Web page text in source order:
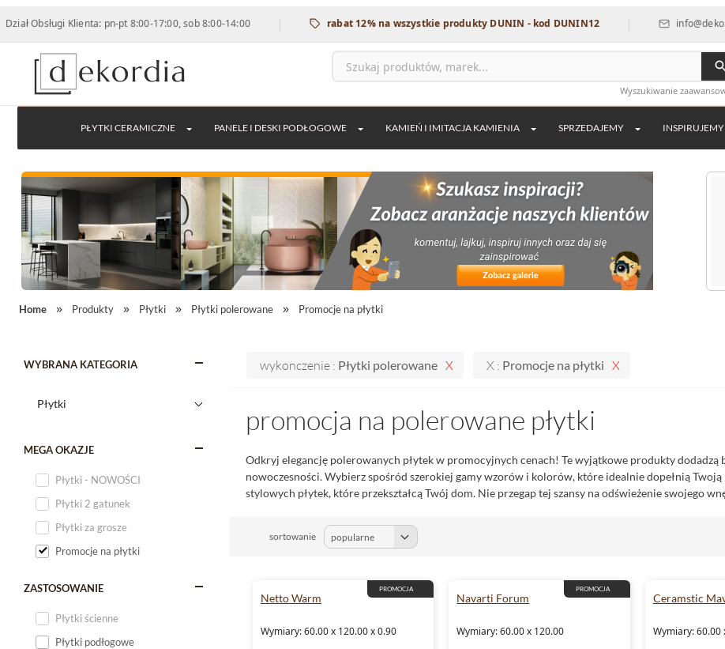
Klienta: pn-pt 8:00-17:00, sob 8:00-14:00 | rabat 12% na wszystkie produkty DUNIN - kod DUNIN12 | info@dekordia.pl
Wyszukiwanie
PŁYTKI CERAMICZNE PANELE I DESKI PODŁOGOWE KAMIEŃ I IMITACJA KAMIENIA SPRZEDAJEMY INSPIRUJEMY
Home Produkty Płytki Płytki polerowane Promocje na płytki
WYBRANA KATEGORIA
MEGA OKAZJE
Płytki - NOWOŚCI
Płytki 2 gatunek
Płytki za grosze
Promocje na płytki
ZASTOSOWANIE
Płytki ścienne
Płytki podłogowe
wykonczenie : Płytki polerowane X : Promocje na płytki
promocja na polerowane płytki
Odkryj elegancję polerowanych płytek w promocyjnych cenach! Te wyjątkowe produkty dodadzą
nowoczesności. Wybierz spośród szerokiej gamy wzorów i kolorów, które idealnie dopełnią
stylowych płytek, które przekształcą Twój dom. Nie przegap tej szansy na odświeżenie swojego
sortowanie
PROMOCJA
Netto Warm
Wymiary: 60.00 x 120.00 x 0.90
PROMOCJA
Navarti Forum
Wymiary: 60.00 x 120.00
Ceramstic
Wymiary: 60.00